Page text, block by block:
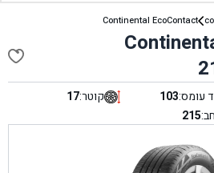
Continental EcoContact
עומס:103 קוטר:17
215